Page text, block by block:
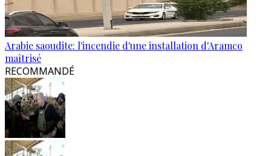
Arabie saoudite: l'incendie d'une installation d'Aramco
maîtrisé
RECOMMANDÉ